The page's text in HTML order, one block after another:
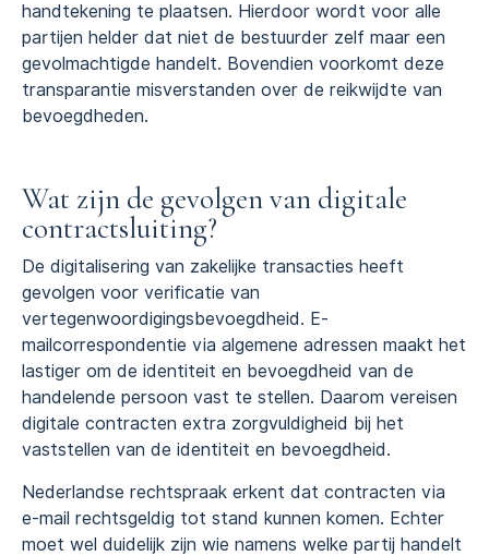
handtekening te plaatsen. Hierdoor wordt voor alle
partijen helder dat niet de bestuurder zelf maar een
gevolmachtigde handelt. Bovendien voorkomt deze
transparantie misverstanden over de reikwijdte van
bevoegdheden.
Wat zijn de gevolgen van digitale
contractsluiting?
De digitalisering van zakelijke transacties heeft
gevolgen voor verificatie van
vertegenwoordigingsbevoegdheid. E-
mailcorrespondentie via algemene adressen maakt het
lastiger om de identiteit en bevoegdheid van de
handelende persoon vast te stellen. Daarom vereisen
digitale contracten extra zorgvuldigheid bij het
vaststellen van de identiteit en bevoegdheid.
Nederlandse rechtspraak erkent dat contracten via
e-mail rechtsgeldig tot stand kunnen komen. Echter
moet wel duidelijk zijn wie namens welke partij handelt